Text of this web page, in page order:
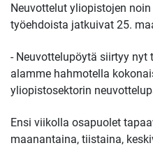
Neuvottelut yliopistojen
työehdoista jatkuivat 25.
- Neuvottelupöytä siirtyy nyt
alamme hahmotella
yliopistosektorin
Ensi viikolla osapuolet
maanantaina, tiistaina,